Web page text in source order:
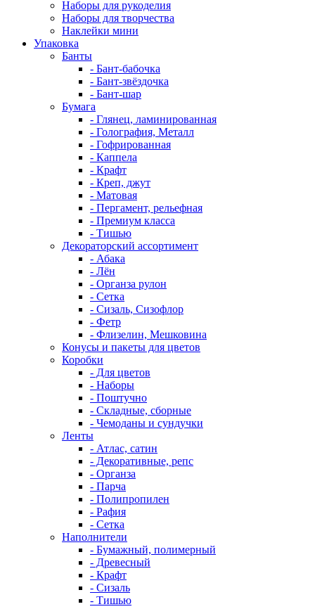
Наборы для рукоделия
Наборы для творчества
Наклейки мини
Упаковка
Банты
- Бант-бабочка
- Бант-звёздочка
- Бант-шар
Бумага
- Глянец, ламинированная
- Голография, Металл
- Гофрированная
- Каппела
- Крафт
- Креп, джут
- Матовая
- Пергамент, рельефная
- Премиум класса
- Тишью
Декораторский ассортимент
- Абака
- Лён
- Органза рулон
- Сетка
- Сизаль, Сизофлор
- Фетр
- Флизелин, Мешковина
Конусы и пакеты для цветов
Коробки
- Для цветов
- Наборы
- Поштучно
- Складные, сборные
- Чемоданы и сундучки
Ленты
- Атлас, сатин
- Декоративные, репс
- Органза
- Парча
- Полипропилен
- Рафия
- Сетка
Наполнители
- Бумажный, полимерный
- Древесный
- Крафт
- Сизаль
- Тишью